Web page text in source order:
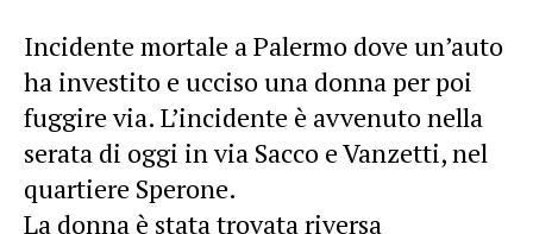
Incidente mortale a Palermo dove un’auto
ha investito e ucciso una donna per poi
fuggire via. L’incidente è avvenuto nella
serata di oggi in via Sacco e Vanzetti, nel
quartiere Sperone.
La donna è stata trovata riversa